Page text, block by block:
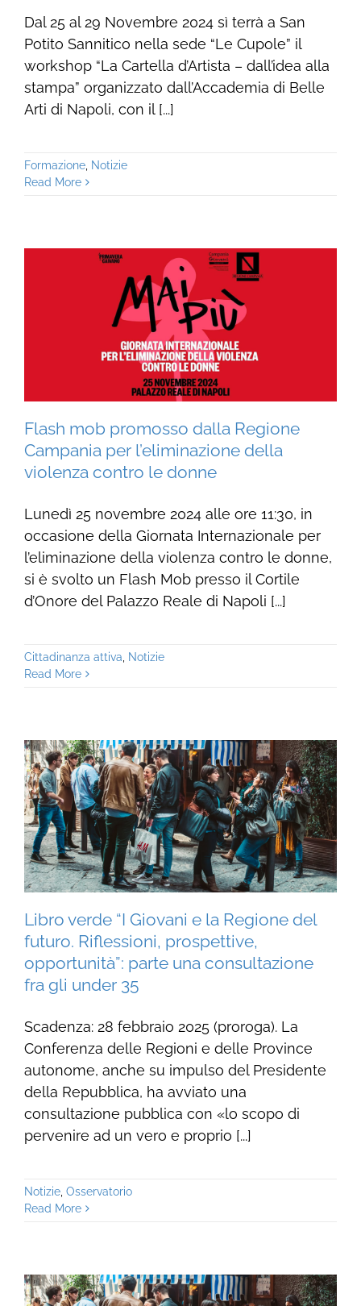
Dal 25 al 29 Novembre 2024 sì terrà a San
Potito Sannitico nella sede “Le Cupole” il
workshop “La Cartella d’Artista – dall’idea alla
stampa” organizzato dall’Accademia di Belle
Arti di Napoli, con il [...]
Formazione, Notizie
Read More
Flash mob promosso dalla Regione
Campania per l’eliminazione della
violenza contro le donne
Lunedì 25 novembre 2024 alle ore 11:30, in
occasione della Giornata Internazionale per
l’eliminazione della violenza contro le donne,
si è svolto un Flash Mob presso il Cortile
d’Onore del Palazzo Reale di Napoli [...]
Cittadinanza attiva
Notizie
Read More
Libro verde “I Giovani e la Regione del
futuro. Riflessioni, prospettive,
opportunità”: parte una consultazione
fra gli under 35
Scadenza: 28 febbraio 2025 (proroga). La
Conferenza delle Regioni e delle Province
autonome, anche su impulso del Presidente
della Repubblica, ha avviato una
consultazione pubblica con «lo scopo di
pervenire ad un vero e proprio [...]
Notizie, Osservatorio
Read More